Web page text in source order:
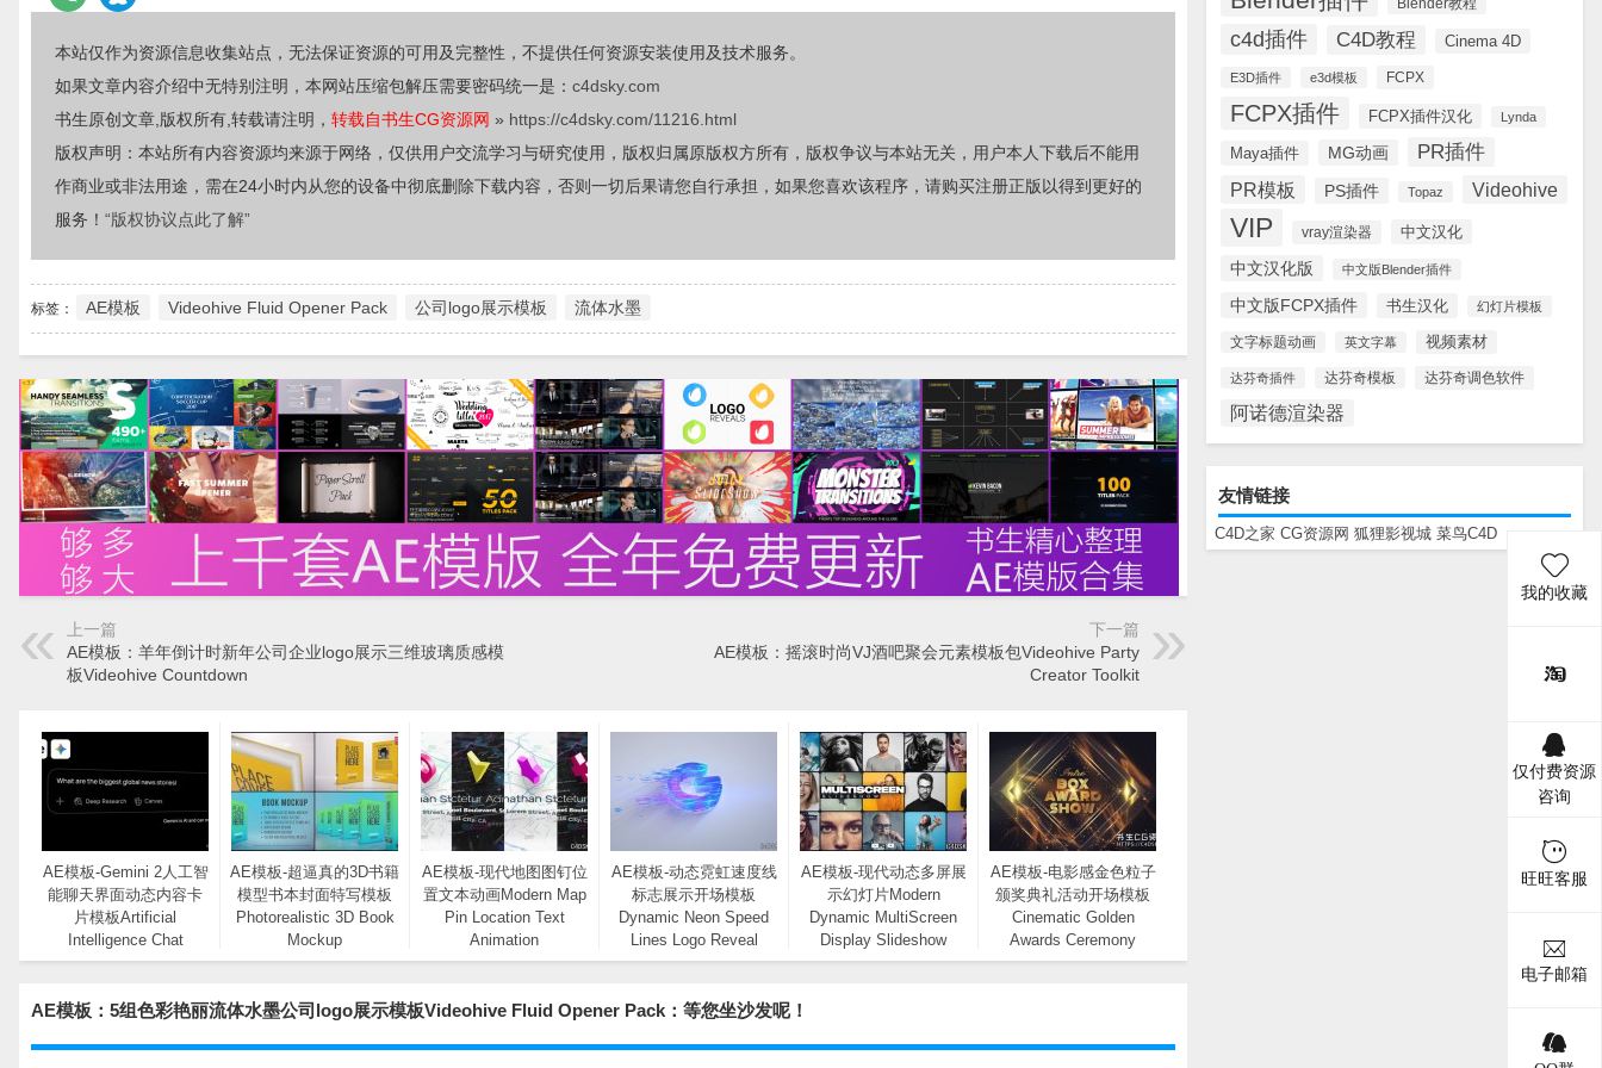
c4d插件 C4D教程 Cinema 4D
E3D插件 e3d模板 FCPX
FCPX插件 FCPX插件汉化 Lynda
Maya插件 MG动画 PR插件
PR模板 PS插件 Topaz Videohive
VIP vray渲染器 中文汉化
中文汉化版 中文版Blender插件
中文版FCPX插件 书生汉化 幻灯片模板
文字标题动画 英文字幕 视频素材
达芬奇插件 达芬奇模板 达芬奇调色软件
阿诺德渲染器
友情链接
C4D之家 CG资源网 狐狸影视城 菜鸟C4D
本站仅作为资源信息收集站点，无法保证资源的可用及完整性，不提供任何资源安装使用及技术服务。
如果文章内容介绍中无特别注明，本网站压缩包解压需要密码统一是： c4dsky.com
书生原创文章,版权所有,转载请注明， 转载自书生CG资源网 » https://c4dsky.com/11216.html
版权声明：本站所有内容资源均来源于网络，仅供用户交流学习与研究使用，版权归属原版权方所有，版权争议与本站无关，用户本人下载后不能用
作商业或非法用途，需在24小时内从您的设备中彻底删除下载内容，否则一切后果请您自行承担，如果您喜欢该程序，请购买注册正版以得到更好的
服务！ “版权协议点此了解”
标签： AE模板 Videohive Fluid Opener Pack 公司logo展示模板 流体水墨
上一篇
AE模板：羊年倒计时新年公司企业logo展示三维玻璃质感模
板Videohive Countdown
下一篇
AE模板：摇滚时尚VJ酒吧聚会元素模板包Videohive Party
Creator Toolkit
AE模板-Gemini 2人工智
能聊天界面动态内容卡
片模板Artificial
Intelligence Chat
Interface Mockup
AE模板-超逼真的3D书籍
模型书本封面特写模板
Photorealistic 3D Book
Mockup
AE模板-现代地图图钉位
置文本动画Modern Map
Pin Location Text
Animation
AE模板-动态霓虹速度线
标志展示开场模板
Dynamic Neon Speed
Lines Logo Reveal
Opener
AE模板-现代动态多屏展
示幻灯片Modern
Dynamic MultiScreen
Display Slideshow
AE模板-电影感金色粒子
颁奖典礼活动开场模板
Cinematic Golden
Awards Ceremony
Event Opener
AE模板：5组色彩艳丽流体水墨公司logo展示模板Videohive Fluid Opener Pack：等您坐沙发呢！
我的收藏
仅付费资源
咨询
旺旺客服
电子邮箱